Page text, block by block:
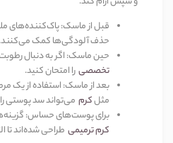
قبل از ماسک:پاک‌کننده‌های
حذف آلودگی‌ها کمک می‌کنند.
حین ماسک:اگر به دنبال
تخصصیرا امتحان کنید.
بعد از ماسک:استفاده از یک
مثلکرم می‌تواند سد پوستی
برای پوست‌های حساس:
کرم ترمیمی طراحی شده‌اند تا